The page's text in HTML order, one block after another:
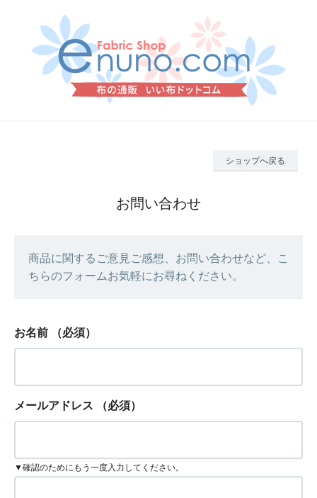
ショップへ戻る
お問い合わせ
商品に関するご意見ご感想、お問い合わせなど、こ
ちらのフォームお気軽にお尋ねください。
お名前 （必須）
メールアドレス （必須）
▼確認のためにもう一度入力してください。